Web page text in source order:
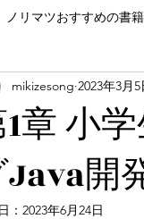
ノリマツおすすめの書籍
・グルメ・秘境の地）
章 小
Java開
mikizesong 2023年3月5
： 2023年6月24日